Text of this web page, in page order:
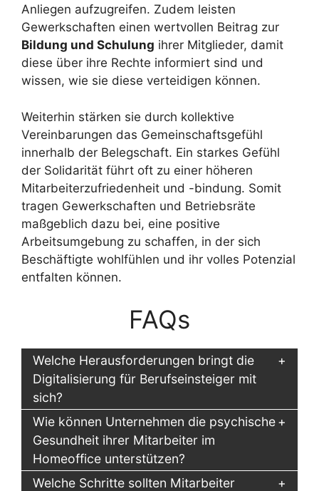
Anliegen aufzugreifen. Zudem leisten
Gewerkschaften einen wertvollen Beitrag zur
Bildung und Schulung ihrer Mitglieder, damit
diese über ihre Rechte informiert sind und
wissen, wie sie diese verteidigen können.
Weiterhin stärken sie durch kollektive
Vereinbarungen das Gemeinschaftsgefühl
innerhalb der Belegschaft. Ein starkes Gefühl
der Solidarität führt oft zu einer höheren
Mitarbeiterzufriedenheit und -bindung. Somit
tragen Gewerkschaften und Betriebsräte
maßgeblich dazu bei, eine positive
Arbeitsumgebung zu schaffen, in der sich
Beschäftigte wohlfühlen und ihr volles Potenzial
entfalten können.
FAQs
Welche Herausforderungen bringt die
Digitalisierung für Berufseinsteiger mit
sich?
Wie können Unternehmen die psychische
Gesundheit ihrer Mitarbeiter im
Homeoffice unterstützen?
Welche Schritte sollten Mitarbeiter